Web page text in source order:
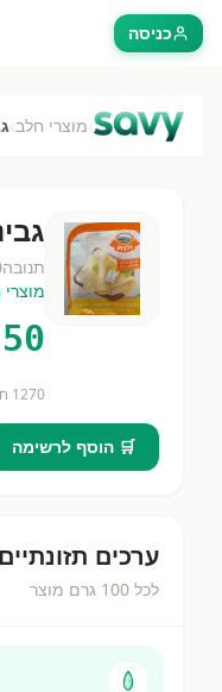
כניסה
›מוצרי חלב›
תנובה
1270
🛒 הוסף לרשימה
ערכים תזונתיים
לכל 100 גרם מוצר